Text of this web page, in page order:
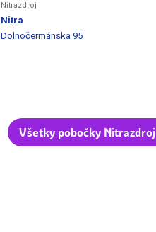
Nitrazdroj
Nitra
Dolnočermánska 95
Všetky pobočky Nitrazdroj